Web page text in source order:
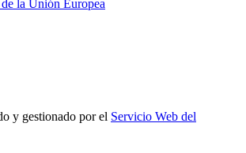
la Unión Europea
y gestionado por el Servicio Web del